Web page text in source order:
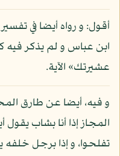
أقول: و رواه أيضا في
ابن عباس و لم يذكر فيه
عشيرتك» الآية.
و فيه، أيضا عن طارق
المجاز إذا أنا بشاب يقول
تفلحوا، و إذا برجل